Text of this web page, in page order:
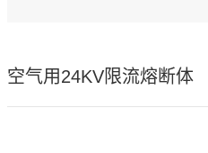
空气用24KV限流熔断体